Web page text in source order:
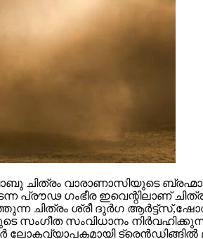
വാരാണാസിയുടെ
പ്രൗഢ ഗംഭീര ഇവെന്റിലാണ്
ചിത്രം ശ്രീ ദുർഗ
സംഗീത സംവിധാനം
ലോകവ്യാപകമായി ട്രെൻഡിങ്ങിൽ